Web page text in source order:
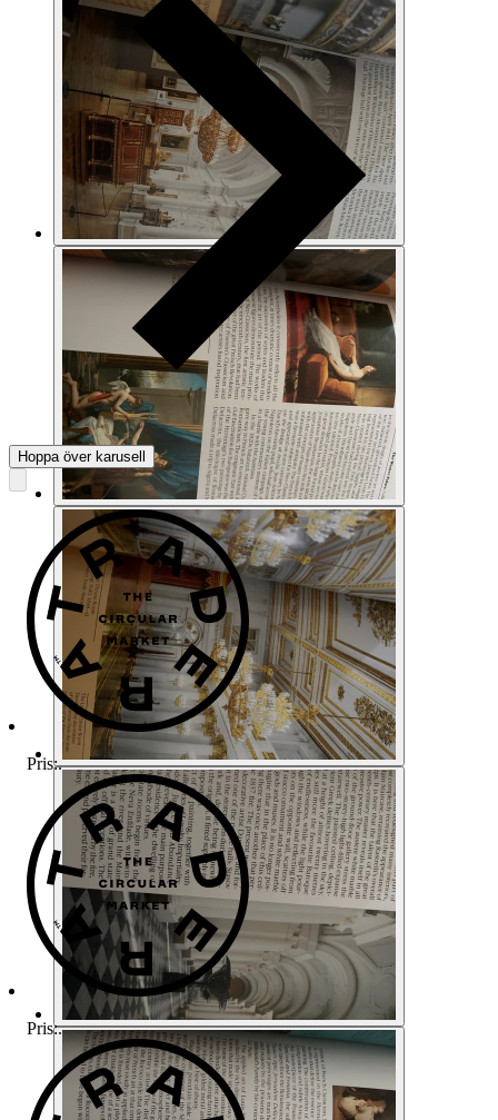
Hoppa över karusell
Pris:.
Pris:.